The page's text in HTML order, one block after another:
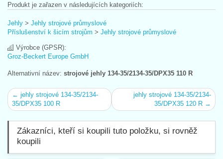
Produkt je zařazen v následujících kategoriích:
Jehly > Jehly strojové průmyslové
Příslušenství k šicím strojům > Jehly strojové průmyslové
Výrobce (GPSR):
Groz-Beckert Europe GmbH
Alternativní název: strojové jehly 134-35/2134-35/DPX35 110 R
← jehly strojové 134-35/2134-
35/DPX35 100 R
jehly strojové 134-35/2134-
35/DPX35 120 R →
Zákazníci, kteří si koupili tuto položku, si rovněž
koupili